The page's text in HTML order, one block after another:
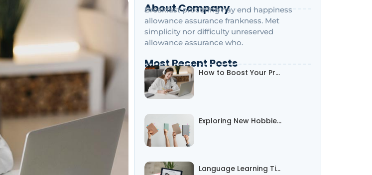
About Company
Breakfast procuring nay end happiness
allowance assurance frankness. Met
simplicity nor difficulty unreserved
allowance assurance who.
Most Recent Posts
How to Boost Your Pr…
Exploring New Hobbie…
Language Learning Ti…